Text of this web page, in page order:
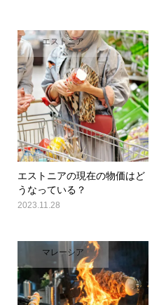
エストニア
エストニアの現在の物価はど
うなっている？
2023.11.28
マレーシア